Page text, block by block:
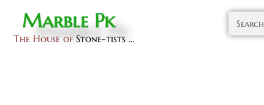
Marble Pk
The House ofStone-tists ...